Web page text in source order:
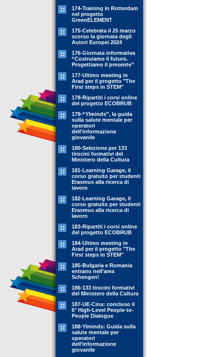
174-Training in Rotterdam
nel progetto
GreenELEMENT
175-Celebrata il 25 marzo
scorso la giornata degli
Autori Europei 2024
176-Giornata informativa
“Costruiamo il futuro.
Progettiamo il presente”
177-Ultimo meeting in
Arad per il progetto "The
First steps in STEM"
178-Ripartiti i corsi online
del progetto ECOBRUB
179-“YIminds”, la guida
sulla salute mentale per
operatori
dell’informazione
giovanile
180-Selezione per 133
tirocini formativi del
Ministero della Cultura
181-Learning Garage, il
corso gratuito per studenti
Erasmus alla ricerca di
lavoro
182-Learning Garage, il
corso gratuito per studenti
Erasmus alla ricerca di
lavoro
183-Ripartiti i corsi online
del progetto ECOBRUB
184-Ultimo meeting in
Arad per il progetto "The
First steps in STEM"
185-Bulgaria e Romania
entrano nell’area
Schengen!
186-133 tirocini formativi
del Ministero della Cultura
187-UE-Cina: concluso il
6° High-Level People-to-
People Dialogue
188-YIminds: Guida sulla
salute mentale per
operatori
dell’informazione
giovanile